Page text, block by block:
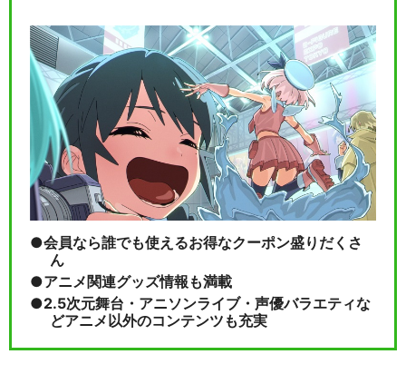
会員なら誰でも使えるお得なクーポン盛りだくさ
ん
アニメ関連グッズ情報も満載
2.5次元舞台・アニソンライブ・声優バラエティな
どアニメ以外のコンテンツも充実